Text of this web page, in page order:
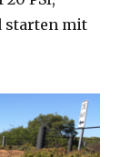
starten mit